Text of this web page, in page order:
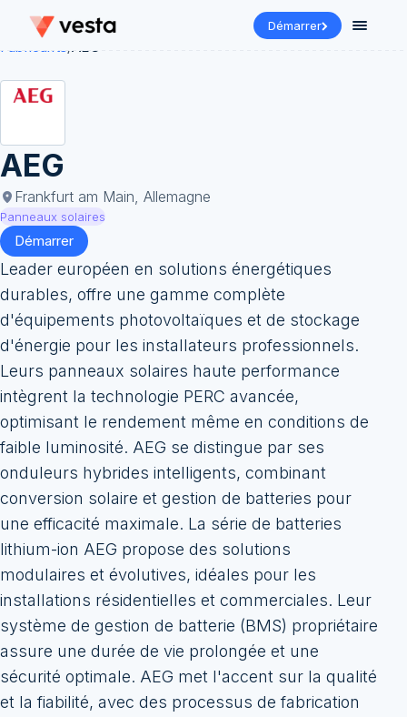
Démarrer
Fabricants/AEG
AEG
Frankfurt am Main, Allemagne
Panneaux solaires
Démarrer
Leader européen en solutions énergétiques
durables, offre une gamme complète
d'équipements photovoltaïques et de stockage
d'énergie pour les installateurs professionnels.
Leurs panneaux solaires haute performance
intègrent la technologie PERC avancée,
optimisant le rendement même en conditions de
faible luminosité. AEG se distingue par ses
onduleurs hybrides intelligents, combinant
conversion solaire et gestion de batteries pour
une efficacité maximale. La série de batteries
lithium-ion AEG propose des solutions
modulaires et évolutives, idéales pour les
installations résidentielles et commerciales. Leur
système de gestion de batterie (BMS) propriétaire
assure une durée de vie prolongée et une
sécurité optimale. AEG met l'accent sur la qualité
et la fiabilité, avec des processus de fabrication